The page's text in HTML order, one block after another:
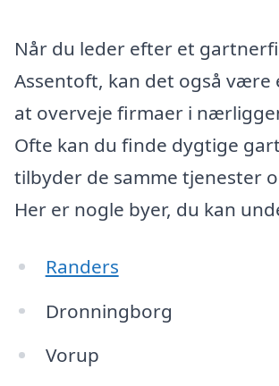
Når du leder efter et
Assentoft, kan det også være
at overveje firmaer i
Ofte kan du finde dygtige
tilbyder de samme tjenester
Her er nogle byer, du kan
Randers
Dronningborg
Vorup